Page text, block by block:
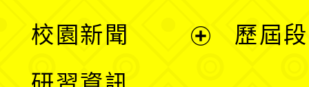
校園新聞
歷屆